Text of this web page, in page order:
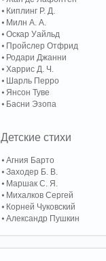
Киплинг Р. Д.
Милн А. А.
Оскар Уайльд
Пройслер Отфрид
Родари Джанни
Харрис Д. Ч.
Шарль Перро
Янсон Туве
Басни Эзопа
Детские стихи
Агния Барто
Заходер Б. В.
Маршак С. Я.
Михалков Сергей
Корней Чуковский
Александр Пушкин